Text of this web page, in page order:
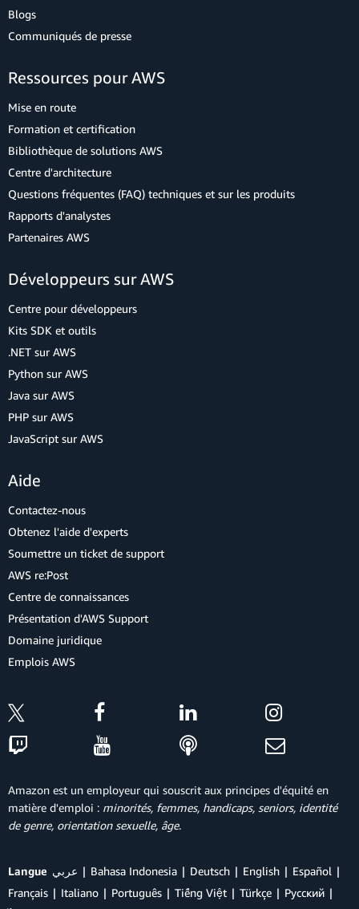
Blogs
Communiqués de presse
Ressources pour AWS
Mise en route
Formation et certification
Bibliothèque de solutions AWS
Centre d'architecture
Questions fréquentes (FAQ) techniques et sur les produits
Rapports d'analystes
Partenaires AWS
Développeurs sur AWS
Centre pour développeurs
Kits SDK et outils
.NET sur AWS
Python sur AWS
Java sur AWS
PHP sur AWS
JavaScript sur AWS
Aide
Contactez-nous
Obtenez l'aide d'experts
Soumettre un ticket de support
AWS re:Post
Centre de connaissances
Présentation d'AWS Support
Domaine juridique
Emplois AWS
Amazon est un employeur qui souscrit aux principes d'équité en
matière d'emploi : minorités, femmes, handicaps, seniors, identité
de genre, orientation sexuelle, âge.
Langue عربي Bahasa Indonesia Deutsch English
Español
Français
Italiano Português Tiếng Việt Türkçe
Ρусский